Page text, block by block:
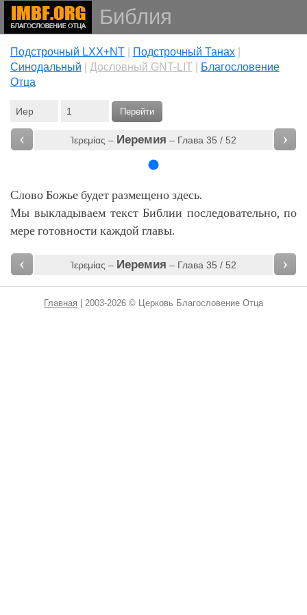
Библия
Подстрочный LXX+NT| Подстрочный Танах|
Cинодальный
Дословный GNT-LIT|
Благословение
Отца
Перейти
‹ Ἱερεμίας – Иеремия – Глава 35 / 52 ›
Слово Божье будет размещено здесь.
Мы выкладываем текст Библии последовательно, по
мере готовности каждой главы.
‹ Ἱερεμίας – Иеремия – Глава 35 / 52 ›
Главная | 2003-2026 © Церковь Благословение Отца